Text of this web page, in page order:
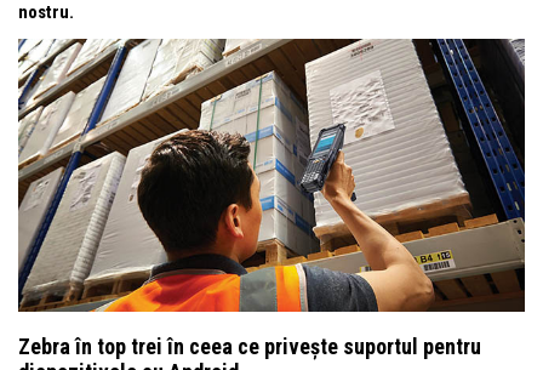
nostru.
Zebra în top trei în ceea ce privește suportul pentru